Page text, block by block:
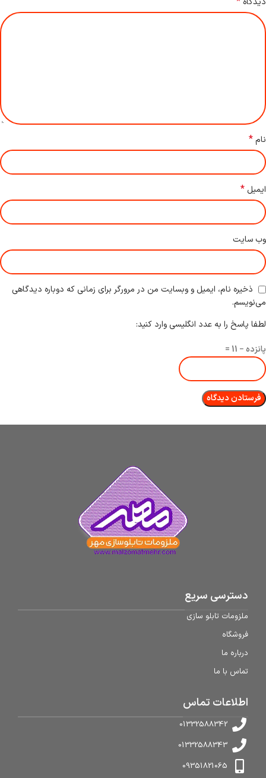
نام*
ایمیل *
وب‌ سایت
ذخیره نام، ایمیل و وبسایت من در مرورگر برای زمانی که دوباره دیدگاهی
می‌نویسم.
لطفا پاسخ را به عدد انگلیسی وارد کنید:
پانزده − 11 =
دسترسی سریع
ملزومات تابلو سازی
فروشگاه
درباره ما
تماس با ما
اطلاعات تماس
01332588342
01332588343
09351821065